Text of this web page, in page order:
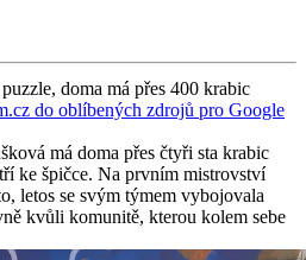
doma má přes 400 krabic
do oblíbených zdrojů pro Google
má doma přes čtyři sta krabic
ke špičce. Na prvním mistrovství
letos se svým týmem vybojovala
kvůli komunitě, kterou kolem sebe